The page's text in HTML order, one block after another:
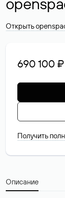
Открыть
690 100 ₽
Получить
Описание